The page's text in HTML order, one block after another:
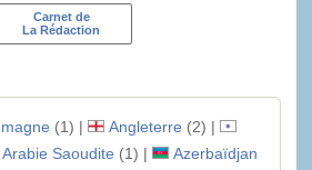
Carnet de
La Rédaction
(1) | Angleterre (2) |
Arabie Saoudite (1) |
Azerbaïdjan